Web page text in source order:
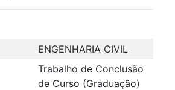
ENGENHARIA CIVIL
Trabalho de Conclusão
de Curso (Graduação)